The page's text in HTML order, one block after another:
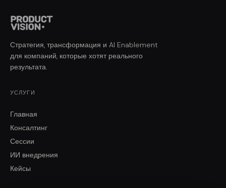
Стратегия, трансформация и AI Enablement
для компаний, которые хотят реального
результата.
УСЛУГИ
Главная
Консалтинг
Сессии
ИИ внедрения
Кейсы